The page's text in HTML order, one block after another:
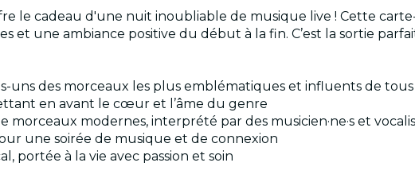
le cadeau d'une nuit inoubliable de musique live ! Cette
et une ambiance positive du début à la fin. C’est la sortie
uns des morceaux les plus emblématiques et influents de
en avant le cœur et l’âme du genre
morceaux modernes, interprété par des musicien·ne·s et
une soirée de musique et de connexion
portée à la vie avec passion et soin